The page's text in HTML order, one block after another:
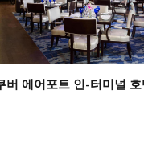
버 에어포트 인-터미널 호